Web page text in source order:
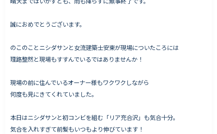
Works - 施工実績
オーナー様の声
完成案内
お役立ちコラム
誠におめでとうございます。
のこのことニシダサンと女流建築士安東が現場についたころには
理路整然と現場もすすんでいるではありませんか！
現場の前に住んでいるオーナー様もワクワクしながら
何度も見にきてくれていました。
本日はニシダサンと初コンビを組む「リア充合沢」も気合十分。
気合を入れすぎて前髪もいつもより伸びています！